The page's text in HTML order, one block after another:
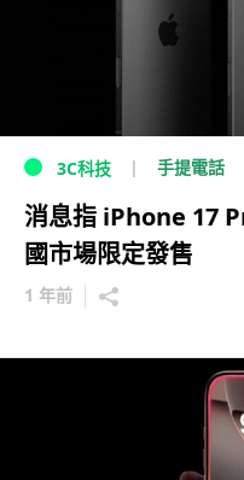
3C科技 手提電話
消息指 iPhone 17
國市場限定發售
1 年前